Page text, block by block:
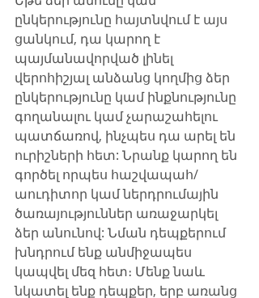
ընկերությունը հայտնվում է այս
ցանկում, դա կարող է
պայմանավորված լինել
վերոհիշյալ անձանց կողմից ձեր
ընկերությունը կամ ինքնությունը
գողանալու կամ չարաշահելու
պատճառով, ինչպես դա արել են
ուրիշների հետ: Նրանք կարող են
գործել որպես հաշվապահ/
աուդիտոր կամ ներդրումային
ծառայություններ առաջարկել
ձեր անունով: Նման դեպքերում
խնդրում ենք անմիջապես
կապվել մեզ հետ։ Մենք նաև
նկատել ենք դեպքեր, երբ առանց